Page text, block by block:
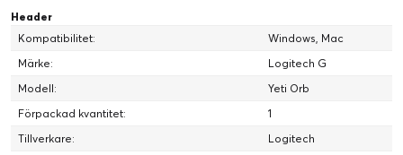
Uppslukande spel med LIGHTSYNC
Header
Kompatibilitet:
Windows, Mac
Märke:
Logitech G
Modell:
Yeti Orb
Förpackad kvantitet:
1
Tillverkare:
Logitech